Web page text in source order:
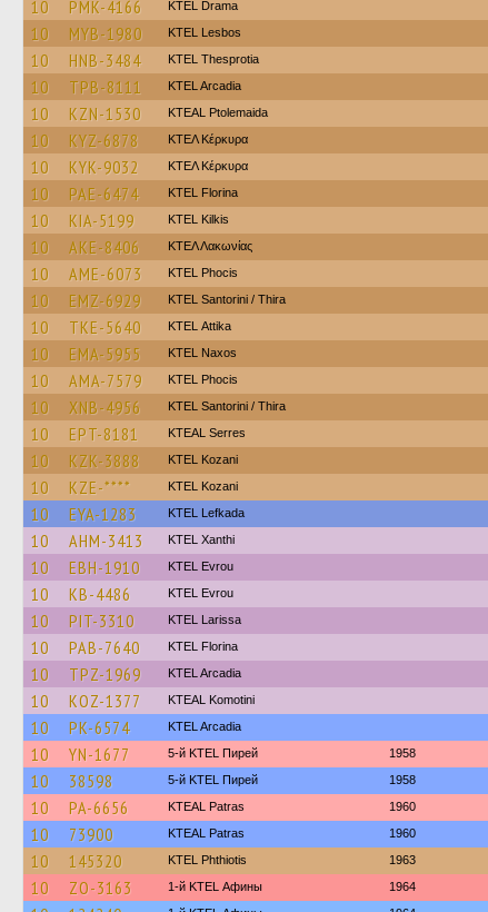
10 PMK-4166 KTEL Drama
10 MYB-1980 KTEL Lesbos
10 HNB-3484 KTEL Thesprotia
10 TPB-8111 KTEL Arcadia
10 KZN-1530 KTEAL Ptolemaida
10 KYZ-6878 ΚΤΕΛ Κέρκυρα
10 KYK-9032 ΚΤΕΛ Κέρκυρα
10 PAE-6474 KTEL Florina
10 KIA-5199 KTEL Kilkis
10 AKE-8406 ΚΤΕΛ Λακωνίας
10 AME-6073 ΚΤΕL Phocis
10 EMZ-6929 KTEL Santorini / Thira
10 TKE-5640 KΤΕL Αttika
10 EMA-5955 KTEL Naxos
10 AMA-7579 ΚΤΕL Phocis
10 XNB-4956 KTEL Santorini / Thira
10 EPT-8181 KTEAL Serres
10 KZK-3888 ΚΤΕL Kozani
10 KZE-**** ΚΤΕL Kozani
10 EYA-1283 KTEL Lefkada
10 AHM-3413 KTEL Xanthi
10 EBH-1910 KTEL Evrou
10 KB-4486 KTEL Evrou
10 PIT-3310 KTEL Larissa
10 PAB-7640 KTEL Florina
10 TPZ-1969 KTEL Arcadia
10 KOZ-1377 KTEAL Komotini
10 PK-6574 KTEL Arcadia
10 YN-1677 5-й KTEL Пирей 1958
10 38598 5-й KTEL Пирей 1958
10 PA-6656 KTEAL Patras 1960
10 73900 KTEAL Patras 1960
10 145320 ΚΤΕL Phthiotis 1963
10 ZO-3163 1-й KTEL Афины 1964